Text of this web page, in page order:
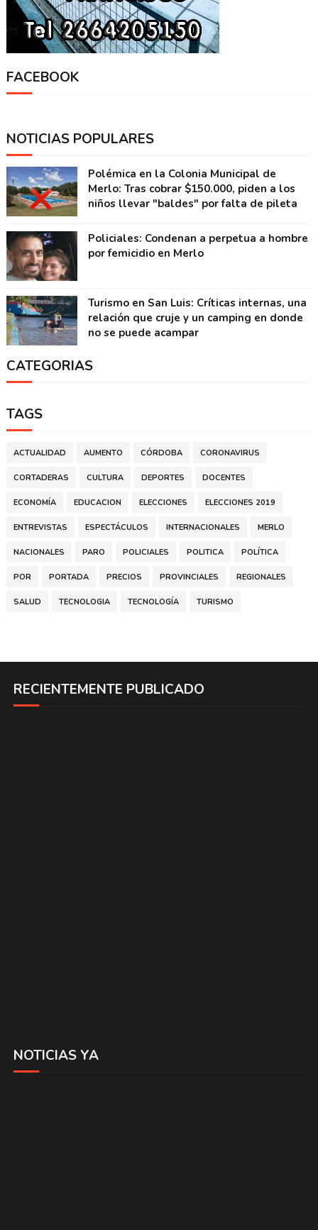
FACEBOOK
NOTICIAS POPULARES
Polémica en la Colonia Municipal de
Merlo: Tras cobrar $150.000, piden a los
niños llevar "baldes" por falta de pileta
Policiales: Condenan a perpetua a hombre
por femicidio en Merlo
Turismo en San Luis: Críticas internas, una
relación que cruje y un camping en donde
no se puede acampar
CATEGORIAS
TAGS
ACTUALIDAD AUMENTO CÓRDOBA CORONAVIRUS
CORTADERAS CULTURA DEPORTES DOCENTES
ECONOMÍA EDUCACION ELECCIONES ELECCIONES 2019
ENTREVISTAS ESPECTÁCULOS INTERNACIONALES MERLO
NACIONALES PARO POLICIALES POLITICA POLÍTICA
POR PORTADA PRECIOS PROVINCIALES REGIONALES
SALUD TECNOLOGIA TECNOLOGÍA TURISMO
RECIENTEMENTE PUBLICADO
NOTICIAS YA